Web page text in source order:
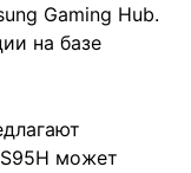
Gaming Hub.
на базе
может